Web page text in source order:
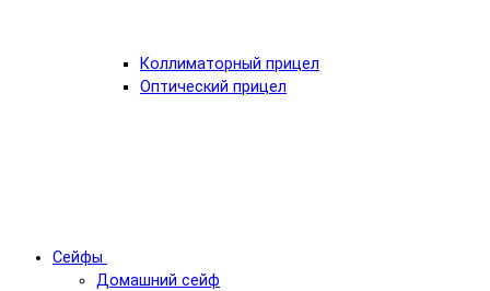
Коллиматорный прицел
Оптический прицел
Сейфы
Домашний сейф